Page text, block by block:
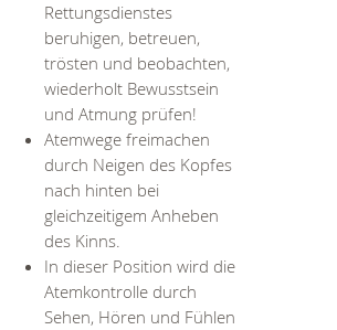
Rettungsdienstes
beruhigen, betreuen,
trösten und beobachten,
wiederholt Bewusstsein
und Atmung prüfen!
Atemwege freimachen
durch Neigen des Kopfes
nach hinten bei
gleichzeitigem Anheben
des Kinns.
In dieser Position wird die
Atemkontrolle durch
Sehen, Hören und Fühlen